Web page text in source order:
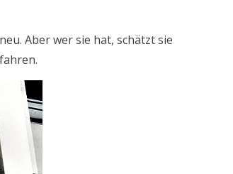
Aber wer sie hat, schätzt sie